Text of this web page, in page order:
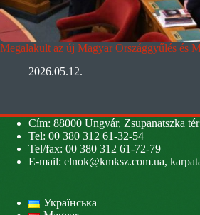
Megalakult az új Magyar Országgyűlés és
2026.05.12.
Cím: 88000 Ungvár, Zsupanatszka
Tel: 00 380 312 61-32-54
Tel/fax: 00 380 312 61-72-79
E-mail: elnok@kmksz.com.ua,
Українська